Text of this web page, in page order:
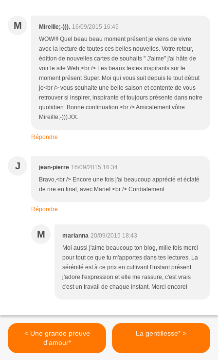
M Mireille;-))). 16/09/2015 16:45
WOW!!! Quel beau beau moment présent je viens de vivre
avec la lecture de toutes ces belles nouvelles. Votre retour,
édition de nouvelles cartes de souhaits " J'aime" j'ai hâte de
voir le site Web,<br /> Les beaux textes inspirants sur le
moment présent Super. Moi qui vous suit depuis le tout début
je<br /> vous souhaite une belle saison et contente de vous
retrouver si inspirer, inspirante et toujours présente dans notre
quotidien. Bonne continuation.<br /> Amicalement vôtre
Mireille;-))).XX.
Répondre
J jean-pierre 16/09/2015 16:34
Bravo,<br /> Encore une fois j'ai beaucoup apprécié et éclaté
de rire en final, avec Marief.<br /> Cordialement
Répondre
M marianna 20/09/2015 18:43
Moi aussi j'aime beaucoup ton blog, mille fois merci
pour tout ce que tu m'apportes dans tes lectures. La
sérénité est à ce prix en cultivant l'instant présent
j'adore l'expression et elle me rassure, c'est vrais
c'est un travail de chaque instant. Merci encorel
< Une grande preuve
d'amour*
La gentillesse* >